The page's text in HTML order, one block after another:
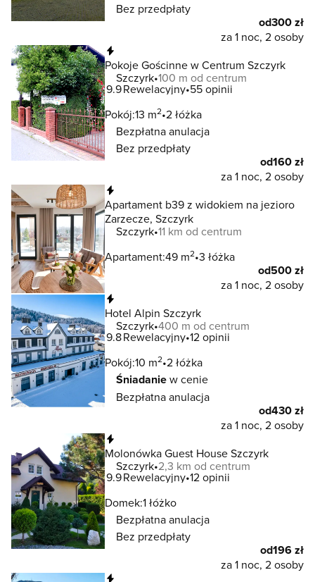
Bez przedpłaty
od300 zł
za 1 noc, 2 osoby
Pokoje Gościnne w Centrum Szczyrk
Szczyrk 100 m od centrum
9.9Rewelacyjny 55 opinii
Pokój:13 m2 2 łóżka
Bezpłatna anulacja
Bez przedpłaty
od160 zł
za 1 noc, 2 osoby
Apartament b39 z widokiem na jezioro
Zarzecze, Szczyrk
Szczyrk 11 km od centrum
Apartament:49 m2 3 łóżka
od500 zł
za 1 noc, 2 osoby
Hotel Alpin Szczyrk
Szczyrk 400 m od centrum
9.8Rewelacyjny 12 opinii
Pokój:10 m2 2 łóżka
Śniadaniew cenie
Bezpłatna anulacja
od430 zł
za 1 noc, 2 osoby
Molonówka Guest House Szczyrk
Szczyrk 2,3 km od centrum
9.9Rewelacyjny 12 opinii
Domek:1 łóżko
Bezpłatna anulacja
Bez przedpłaty
od196 zł
za 1 noc, 2 osoby